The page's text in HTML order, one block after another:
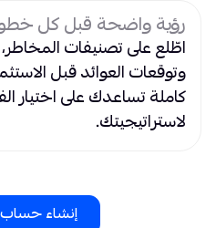
رؤية واضحة قبل كل
اطّلع على تصنيفات
وتوقعات العوائد قبل
كاملة تساعدك على اختيار
لاستراتيجيتك.
إنشاء